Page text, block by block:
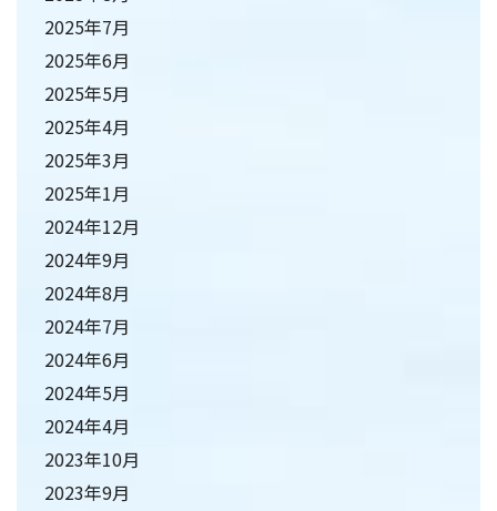
2025年7月
2025年6月
2025年5月
2025年4月
2025年3月
2025年1月
2024年12月
2024年9月
2024年8月
2024年7月
2024年6月
2024年5月
2024年4月
2023年10月
2023年9月